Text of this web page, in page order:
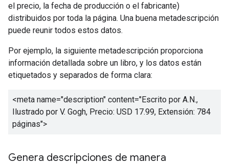
el precio, la fecha de producción o el fabricante)
distribuidos por toda la página. Una buena metadescripción
puede reunir todos estos datos.
Por ejemplo, la siguiente metadescripción proporciona
información detallada sobre un libro, y los datos están
etiquetados y separados de forma clara:
<meta name="description" content="Escrito por A.N.,
Ilustrado por V. Gogh, Precio: USD 17.99, Extensión: 784
páginas">
Genera descripciones de manera